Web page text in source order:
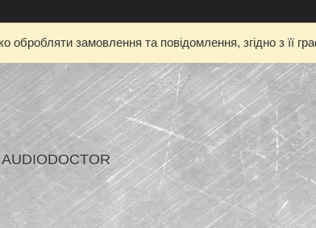
обробляти замовлення та повідомлення, згідно з її
AUDIODOCTOR